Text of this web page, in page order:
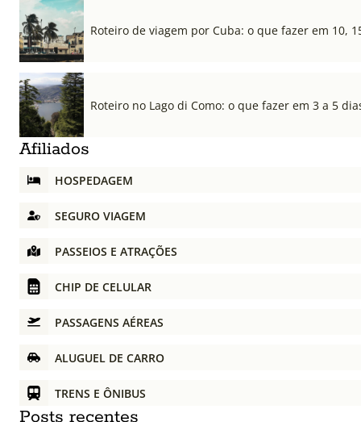
Roteiro de viagem por Cuba: o que fazer em 10,
Roteiro no Lago di Como: o que fazer em 3 a 5
Afiliados
HOSPEDAGEM
SEGURO VIAGEM
PASSEIOS E ATRAÇÕES
CHIP DE CELULAR
PASSAGENS AÉREAS
ALUGUEL DE CARRO
TRENS E ÔNIBUS
Posts recentes